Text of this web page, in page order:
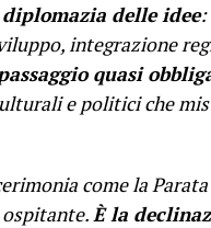
diplomazia delle idee:
integrazione
quasi
e politici che
come la
È la